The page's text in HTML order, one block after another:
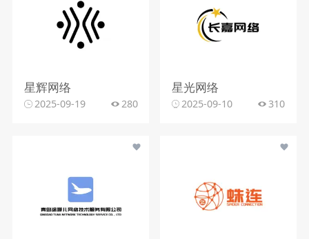
星辉网络
2025-09-19 280
星光网络
2025-09-10 310